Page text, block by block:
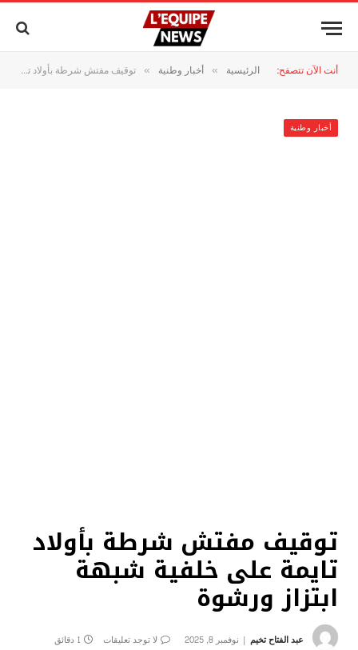
أنت الآن تتصفح: الرئيسية » أخبار وطنية » توقيف مفتش شرطة بأولاد تايمة على خلفية شبهة ابتزاز ورشوة
أخبار وطنية
توقيف مفتش شرطة بأولاد
تايمة على خلفية شبهة
ابتزاز ورشوة
عبد الفتاح تخيم نوفمبر 8, 2025 لا توجد تعليقات 1 دقائق